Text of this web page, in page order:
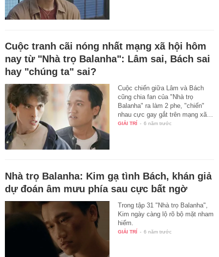
Cuộc tranh cãi nóng nhất mạng xã hội hôm
nay từ "Nhà trọ Balanha": Lâm sai, Bách sai
hay "chúng ta" sai?
Cuộc chiến giữa Lâm và Bách
cũng chia fan của "Nhà trọ
Balanha" ra làm 2 phe, "chiến"
nhau cực gay gắt trên mạng xã…
GIẢI TRÍ - 6 năm trước
Nhà trọ Balanha: Kim gạ tình Bách, khán giả
dự đoán âm mưu phía sau cực bất ngờ
Trong tập 31 "Nhà trọ Balanha",
Kim ngày càng lộ rõ bộ mặt nham
hiểm.
GIẢI TRÍ - 6 năm trước